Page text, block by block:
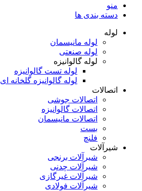
منو
دسته بندی ها
لوله
لوله مانیسمان
لوله صنعتی
لوله گالوانیزه
لوله تست گالوانیزه
لوله گالوانیزه گلخانه ای
اتصالات
اتصالات جوشی
اتصالات گالوانیزه
اتصالات مانیسمان
بست
فلنچ
شیرآلات
شیرآلات برنجی
شیرآلات چدنی
شیرآلات غیرگازی
شیرآلات فولادی